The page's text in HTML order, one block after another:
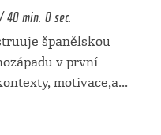
min. 0 sec.
španělskou
v první
motivace,a...